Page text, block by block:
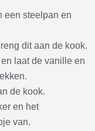
een steelpan en
dit aan de kook.
laat de vanille en
de kook.
en het
van.